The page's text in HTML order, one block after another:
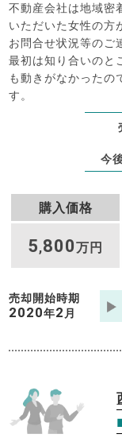
不動産会社は地域密
いただいた女性の方
お問合せ状況等のご
最初は知り合いのと
も動きがなかったの
す。
今
購入価格
5,800万円
売却開始時期
2020年2 月